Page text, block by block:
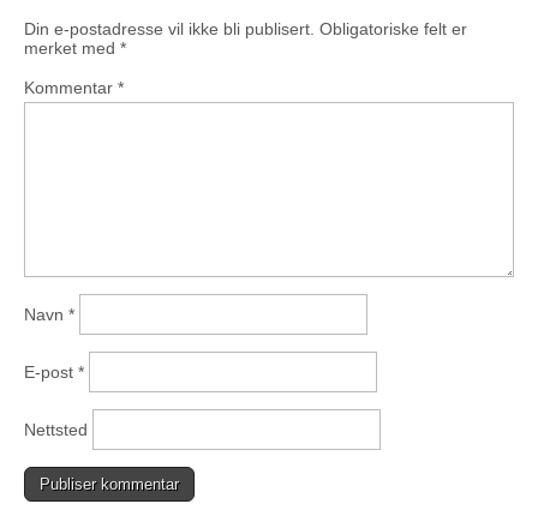
Din e-postadresse vil ikke bli publisert. Obligatoriske felt er
merket med *
Kommentar *
Navn *
E-post *
Nettsted